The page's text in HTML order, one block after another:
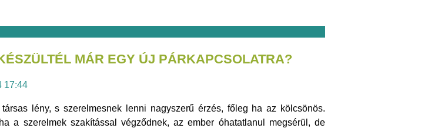
MÁR EGY ÚJ PÁRKAPCSOLATRA?
17:44
lény, s szerelmesnek lenni nagyszerű érzés, főleg ha az kölcsönös.
a szerelmek szakítással végződnek, az ember óhatatlanul megsérül, de